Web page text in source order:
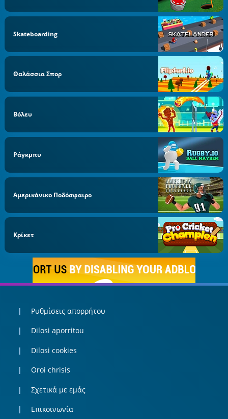
Skateboarding
Θαλάσσια Σπορ
Βόλευ
Ράγκμπυ
Αμερικάνικο Ποδόσφαιρο
Κρίκετ
Ρυθμίσεις απορρήτου
Dilosi aporritou
Dilosi cookies
Oroi chrisis
Σχετικά με εμάς
Επικοινωνία